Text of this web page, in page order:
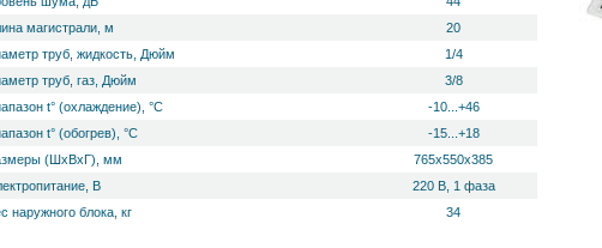
магистрали, м
20
труб, жидкость, Дюйм
1/4
труб, газ, Дюйм
3/8
t° (охлаждение), °С
-10...+46
t° (обогрев), °С
-15...+18
(ШхВхГ), мм
765х550х385
В
220 В, 1 фаза
наружного блока, кг
34